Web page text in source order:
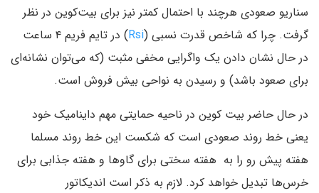
سناریو صعودی هرچند با احتمال کمتر نیز برای بیت‌کوین در نظر
گرفت. چرا که شاخص قدرت نسبی (Rsi
) در تایم فریم ۴ ساعت
در حال نشان دادن یک واگرایی مخفی مثبت (که می‌توان نشانه‌‌ای
برای صعود باشد) و رسیدن به نواحی بیش فروش است.
در حال حاضر بیت کوین در ناحیه حمایتی مهم داینامیک خود
یعنی خط روند صعودی است که شکست این خط روند مسلما
هفته پیش رو را به هفته سختی برای گاوها و هفته جذابی برای
خرس‌ها تبدیل خواهد کرد. لازم به ذکر است اندیکاتور